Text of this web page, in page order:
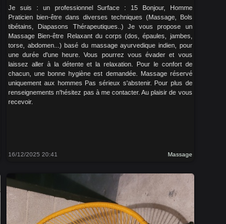
Je suis : un professionnel Surface : 15 Bonjour, Homme
Praticien bien-être dans diverses techniques (Massage, Bols
tibétains, Diapasons Thérapeutiques..) Je vous propose un
Massage Bien-être Relaxant du corps (dos, épaules, jambes,
torse, abdomen...) basé du massage ayurvedique indien, pour
une durée d'une heure. Vous pourrez vous évader et vous
laissez aller à la détente et la relaxation. Pour le confort de
chacun, une bonne hygiène est demandée. Massage réservé
uniquement aux hommes Pas sérieux s'abstenir. Pour plus de
renseignements n'hésitez pas à me contacter. Au plaisir de vous
recevoir.
16/12/2025 20:41 Massage